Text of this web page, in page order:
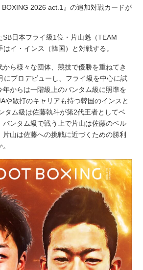
2026 act.1』の追加対戦カードが
日本フライ級1位・片山魁（TEAM
イ・インス（韓国）と対戦する。
ら様々な団体、競技で優勝を重ねてき
にプロデビューし、フライ級を中心に試
年からは一階級上のバンタム級に照準を
や散打のキャリアも持つ韓国のインスと
タム級は佐藤執斗が第2代王者としてベ
バンタム級で戦う上で片山は佐藤のベル
片山は佐藤への挑戦に近づくための勝利